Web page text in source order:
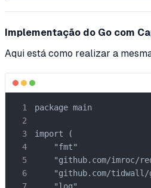
Implementação do Go com
Aqui está como realizar a
package main
import (
    "fmt"
"github.com/imroc/
"github.com/tidwall/